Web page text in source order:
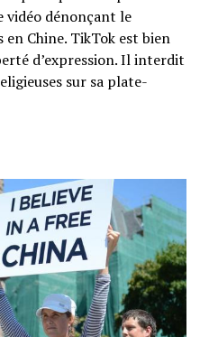
vidéo dénonçant le
Chine. TikTok est bien
d’expression. Il interdit
sur sa plate-